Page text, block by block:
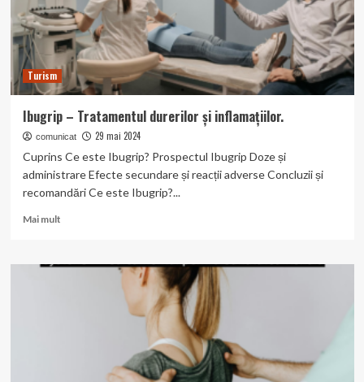
Turism
Ibugrip – Tratamentul durerilor și inflamațiilor.
comunicat 29 mai 2024
Cuprins Ce este Ibugrip? Prospectul Ibugrip Doze și
administrare Efecte secundare și reacții adverse Concluzii și
recomandări Ce este Ibugrip?...
Mai multRead
Ibugrip